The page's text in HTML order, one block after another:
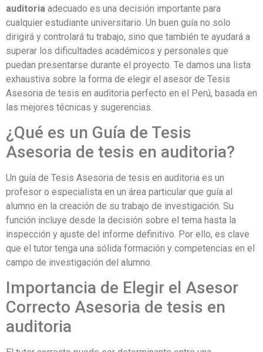
auditoria adecuado es una decisión importante para
cualquier estudiante universitario. Un buen guía no solo
dirigirá y controlará tu trabajo, sino que también te ayudará a
superar los dificultades académicos y personales que
puedan presentarse durante el proyecto. Te damos una lista
exhaustiva sobre la forma de elegir el asesor de Tesis
Asesoria de tesis en auditoria perfecto en el Perú, basada en
las mejores técnicas y sugerencias.
¿Qué es un Guía de Tesis
Asesoria de tesis en auditoria?
Un guía de Tesis Asesoria de tesis en auditoria es un
profesor o especialista en un área particular que guía al
alumno en la creación de su trabajo de investigación. Su
función incluye desde la decisión sobre el tema hasta la
inspección y ajuste del informe definitivo. Por ello, es clave
que el tutor tenga una sólida formación y competencias en el
campo de investigación del alumno.
Importancia de Elegir el Asesor
Correcto Asesoria de tesis en
auditoria